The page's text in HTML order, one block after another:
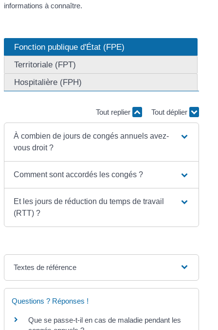
informations à connaître.
Fonction publique d'État (FPE)
Territoriale (FPT)
Hospitalière (FPH)
Tout replier Tout déplier
À combien de jours de congés annuels avez-
vous droit ?
Comment sont accordés les congés ?
Et les jours de réduction du temps de travail
(RTT) ?
Textes de référence
Questions ? Réponses !
Que se passe-t-il en cas de maladie pendant les